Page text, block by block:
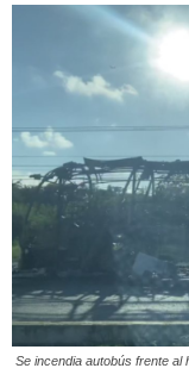
Se incendia autobús frente al